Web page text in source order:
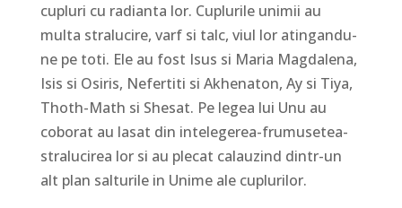
cupluri cu radianta lor. Cuplurile unimii au
multa stralucire, varf si talc, viul lor atingandu-
ne pe toti. Ele au fost Isus si Maria Magdalena,
Isis si Osiris, Nefertiti si Akhenaton, Ay si Tiya,
Thoth-Math si Shesat. Pe legea lui Unu au
coborat au lasat din intelegerea-frumusetea-
stralucirea lor si au plecat calauzind dintr-un
alt plan salturile in Unime ale cuplurilor.